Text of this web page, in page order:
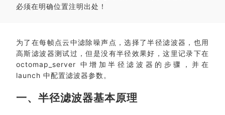
必须在明确位置注明出处！
为了在每帧点云中滤除噪声点，选择了半径滤波器，也用
高斯滤波器测试过，但是没有半径效果好，这里记录下在
octomap_server 中增加半径滤波器的步骤，并在
launch 中配置滤波器参数。
一、半径滤波器基本原理